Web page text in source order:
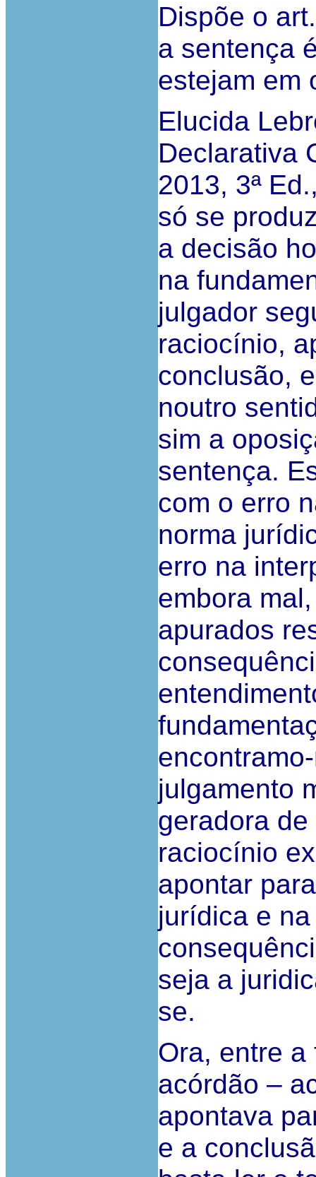
Dispõe o
a sentença
estejam em
Elucida
Declarativa
2013, 3ª
só se
a decisão
na
julgador
raciocínio,
conclusão,
noutro
sim a
sentença.
com o erro
norma
erro na
embora
apurados
julgamento
geradora
raciocínio
apontar
jurídica e
seja a
se.
Ora, entre
acórdão –
apontava
e a